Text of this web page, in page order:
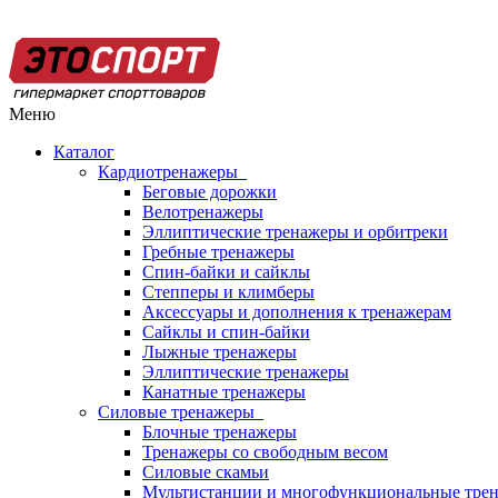
Меню
Каталог
Кардиотренажеры
Беговые дорожки
Велотренажеры
Эллиптические тренажеры и орбитреки
Гребные тренажеры
Спин-байки и сайклы
Степперы и климберы
Аксессуары и дополнения к тренажерам
Сайклы и спин-байки
Лыжные тренажеры
Эллиптические тренажеры
Канатные тренажеры
Силовые тренажеры
Блочные тренажеры
Тренажеры со свободным весом
Силовые скамьи
Мультистанции и многофункциональные